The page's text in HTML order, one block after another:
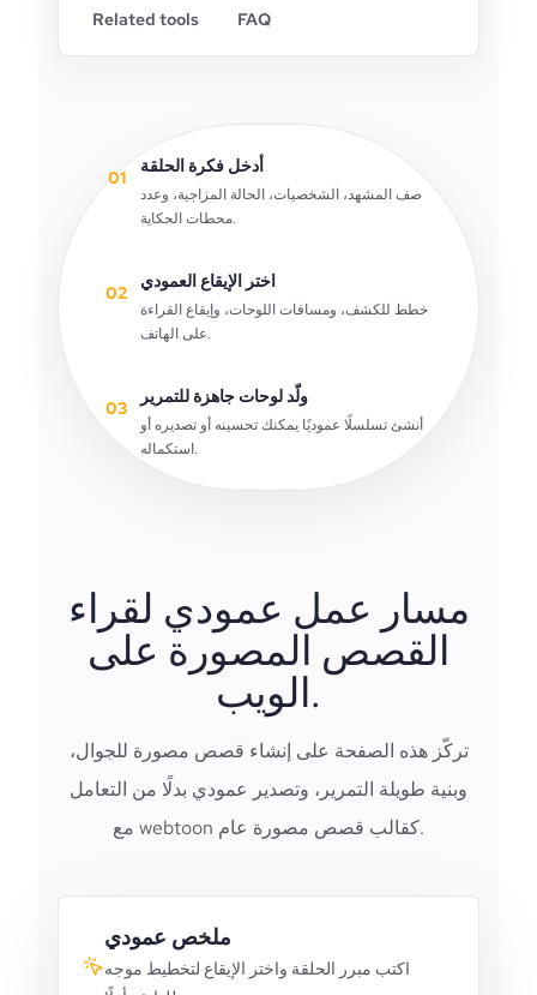
Related tools
FAQ
01
أدخل فكرة الحلقة
صف المشهد، الشخصيات، الحالة المزاجية، وعدد
محطات الحكاية.
02
اختر الإيقاع العمودي
خطط للكشف، ومسافات اللوحات، وإيقاع القراءة
على الهاتف.
03
ولّد لوحات جاهزة للتمرير
أنشئ تسلسلًا عموديًا يمكنك تحسينه أو تصديره أو
استكماله.
مسار عمل عمودي لقراء
القصص المصورة على
الويب.
تركّز هذه الصفحة على إنشاء قصص مصورة للجوال،
وبنية طويلة التمرير، وتصدير عمودي بدلًا من التعامل
مع webtoon كقالب قصص مصورة عام.
ملخص عمودي
اكتب مبرر الحلقة واختر الإيقاع لتخطيط موجه